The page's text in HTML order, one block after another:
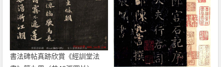
書法碑帖真跡欣賞《經訓堂法